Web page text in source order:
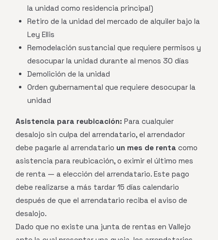
la unidad como residencia principal)
Retiro de la unidad del mercado de alquiler bajo la
Ley Ellis
Remodelación sustancial que requiere permisos y
desocupar la unidad durante al menos 30 días
Demolición de la unidad
Orden gubernamental que requiere desocupar la
unidad
Asistencia para reubicación: Para cualquier
desalojo sin culpa del arrendatario, el arrendador
debe pagarle al arrendatario un mes de renta como
asistencia para reubicación, o eximir el último mes
de renta — a elección del arrendatario. Este pago
debe realizarse a más tardar 15 días calendario
después de que el arrendatario reciba el aviso de
desalojo.
Dado que no existe una junta de rentas en Vallejo